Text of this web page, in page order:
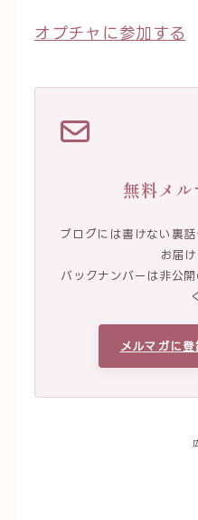
オプチャに参加する
無料メ
ブログには書けない裏
お届け
バックナンバーは非公
メルマガに登